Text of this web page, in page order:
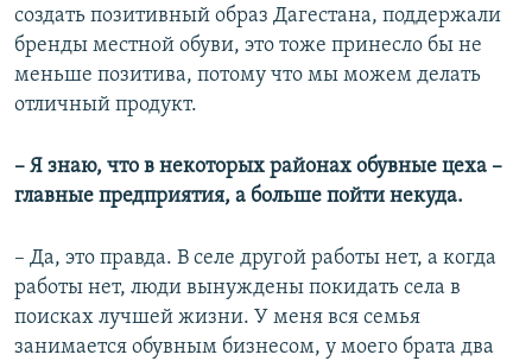
создать позитивный образ Дагестана, поддержали
бренды местной обуви, это тоже принесло бы не
меньше позитива, потому что мы можем делать
отличный продукт.
– Я знаю, что в некоторых районах обувные цеха –
главные предприятия, а больше пойти некуда.
– Да, это правда. В селе другой работы нет, а когда
работы нет, люди вынуждены покидать села в
поисках лучшей жизни. У меня вся семья
занимается обувным бизнесом, у моего брата два